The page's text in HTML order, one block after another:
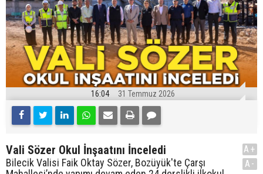
16:04 31 Temmuz 2026
Vali Sözer Okul İnşaatını İnceledi
Bilecik Valisi Faik Oktay Sözer, Bozüyük'te Çarşı
A+
A-